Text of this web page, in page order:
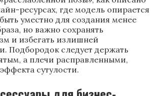
ресурсах, где модель опирается
уместно для создания менее
но важно сохранять
и избегать излишней
Подбородок следует держать
а плечи расправленными,
сутулости.